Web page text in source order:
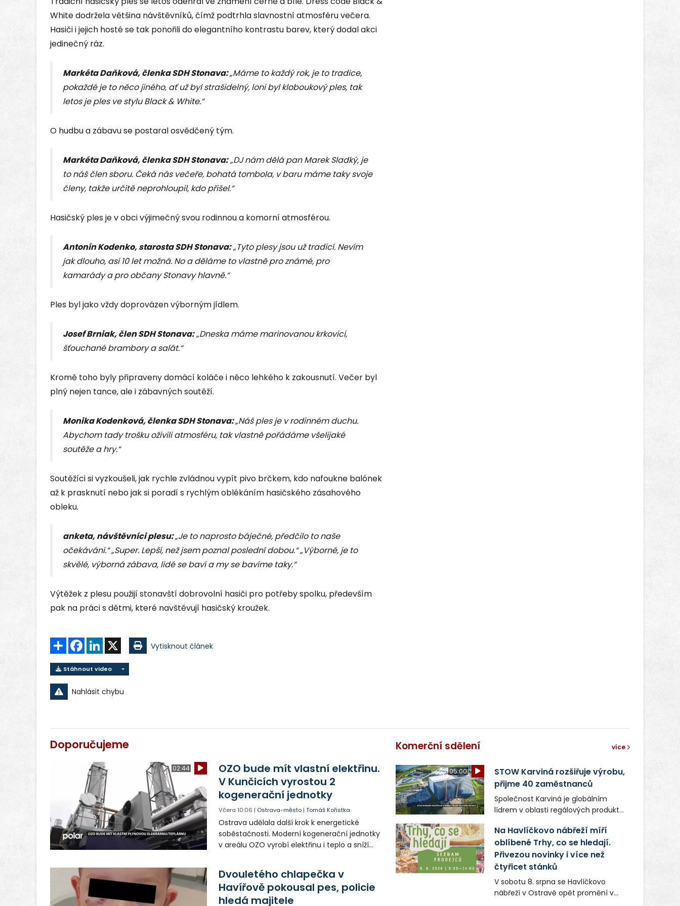
White dodržela většina návštěvníků, čímž podtrhla slavnostní atmosféru večera.
Hasiči i jejich hosté se tak ponořili do elegantního kontrastu barev, který dodal akci
jedinečný ráz.
Markéta Daňková, členka SDH Stonava:„Máme to každý rok, je to tradice,
pokaždé je to něco jiného, ať už byl strašidelný, loni byl kloboukový ples, tak
letos je ples ve stylu Black & White.“
O hudbu a zábavu se postaral osvědčený tým.
Markéta Daňková, členka SDH Stonava:„DJ nám dělá pan Marek Sladký, je
to náš člen sboru. Čeká nás večeře, bohatá tombola, v baru máme taky svoje
členy, takže určitě neprohloupil, kdo přišel.“
Hasičský ples je v obci výjimečný svou rodinnou a komorní atmosférou.
Antonín Kodenko, starosta SDH Stonava:„Tyto plesy jsou už tradicí. Nevím
jak dlouho, asi 10 let možná. No a děláme to vlastně pro známé, pro
kamarády a pro občany Stonavy hlavně.“
Ples byl jako vždy doprovázen výborným jídlem.
Josef Brniak, člen SDH Stonava:„Dneska máme marinovanou krkovici,
šťouchané brambory a salát.“
Kromě toho byly připraveny domácí koláče i něco lehkého k zakousnutí. Večer byl
plný nejen tance, ale i zábavných soutěží.
Monika Kodenková, členka SDH Stonava:„Náš ples je v rodinném duchu.
Abychom tady trošku oživili atmosféru, tak vlastně pořádáme všelijaké
soutěže a hry.“
Soutěžíci si vyzkoušeli, jak rychle zvládnou vypít pivo brčkem, kdo nafoukne balónek
až k prasknutí nebo jak si poradí s rychlým oblékáním hasičského zásahového
obleku.
anketa, návštěvníci plesu:„Je to naprosto báječné, předčilo to naše
očekávání.“ „Super. Lepší, než jsem poznal poslední dobou.“ „Výborné, je to
skvělé, výborná zábava, lidé se baví a my se bavíme taky.“
Výtěžek z plesu použijí stonavští dobrovolní hasiči pro potřeby spolku, především
pak na práci s dětmi, které navštěvují hasičský kroužek.
Sdílet FacebookLinkedIn Vytisknout článek
Stáhnout video
Nahlásit chybu
Doporučujeme
02:44
OZO bude mít vlastní elektřinu.
V Kunčicích vyrostou 2
kogenerační jednotky
Včera 10:06 | Ostrava-město |Tomáš Kořistka
Ostrava udělala další krok k energetické
soběstačnosti. Moderní kogenerační jednotky
v areálu OZO vyrobí elektřinu i teplo a sníží
Dvouletého chlapečka v
Havířově pokousal pes, policie
hledá majitele
Komerční sdělení více
05:00
STOW Karviná rozšiřuje výrobu,
přijme 40 zaměstnanců
Společnost Karviná je globálním
lídrem v oblasti regálových produktů
zaměstnavatelem na Karvinsku a
firmou s obrovským potenciálem.
Na Havlíčkovo nábřeží míří
oblíbené Trhy, co se hledají.
Přivezou novinky i více než
čtyřicet stánků
V sobotu 8. srpna se Havlíčkovo
nábřeží v Ostravě opět promění v